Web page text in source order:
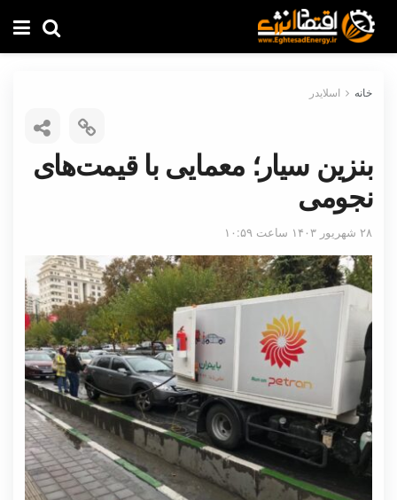
خانه اسلایدر
بنزین سیار؛ معمایی با قیمت‌های
نجومی
۲۸ شهریور ۱۴۰۳ ساعت ۱۰:۵۹